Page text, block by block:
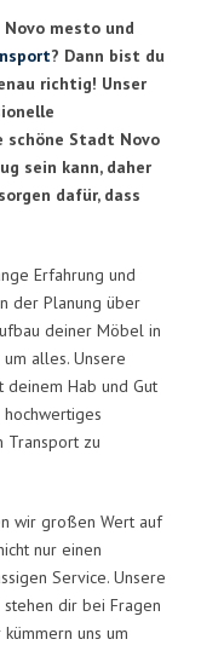
Novo mesto und
? Dann bist du
richtig! Unser
schöne Stadt Novo
sein kann, daher
dafür, dass
Erfahrung und
der Planung über
deiner Möbel in
alles. Unsere
Hab und Gut
Transport zu
wir großen Wert auf
nur einen
Service. Unsere
dir bei Fragen
uns um